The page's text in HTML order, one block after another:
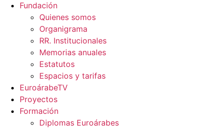
Fundación
Quienes somos
Organigrama
RR. Institucionales
Memorias anuales
Estatutos
Espacios y tarifas
EuroárabeTV
Proyectos
Formación
Diplomas Euroárabes